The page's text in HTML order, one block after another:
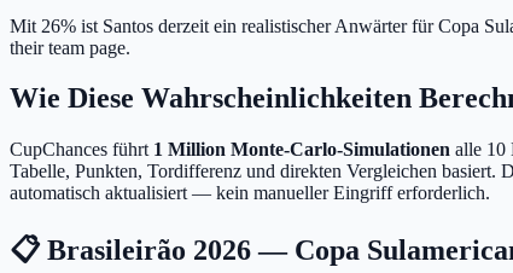
Mit 26% ist Santos derzeit ein realistischer Anwärter für Copa
their team page.
Wie Diese Wahrscheinlichkeiten
CupChances führt 1 Million Monte-Carlo-Simulationen alle 10
Tabelle, Punkten, Tordifferenz und direkten Vergleichen basiert.
automatisch aktualisiert — kein manueller Eingriff erforderlich.
📋 Brasileirão 2026 — Copa